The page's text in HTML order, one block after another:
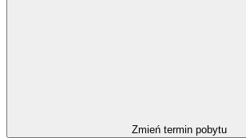
Zmień termin pobytu